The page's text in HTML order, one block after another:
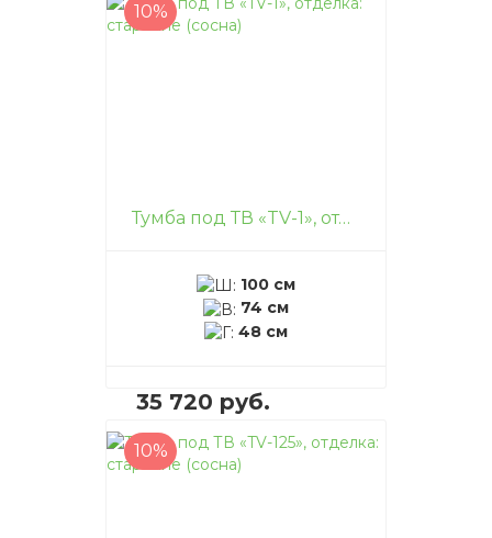
– +
10%
Тумба под ТВ «TV-1», отделка: старение (сосна)
100 см
74 см
48 см
35 720 руб.
– +
10%